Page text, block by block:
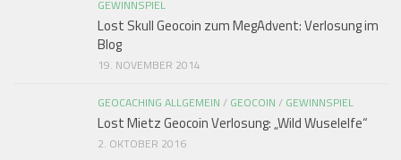
GEWINNSPIEL
Lost Skull Geocoin zum MegAdvent: Verlosung im
Blog
19. NOVEMBER 2014
GEOCACHING ALLGEMEIN / GEOCOIN / GEWINNSPIEL
Lost Mietz Geocoin Verlosung: „Wild Wuselelfe“
2. OKTOBER 2016